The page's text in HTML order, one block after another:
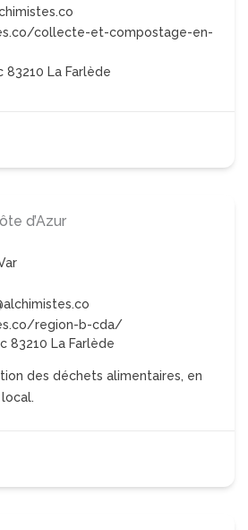
collecte-et-compostage-en-
83210 La Farlède
d’Azur
region-b-cda/
83210 La Farlède
des déchets alimentaires, en